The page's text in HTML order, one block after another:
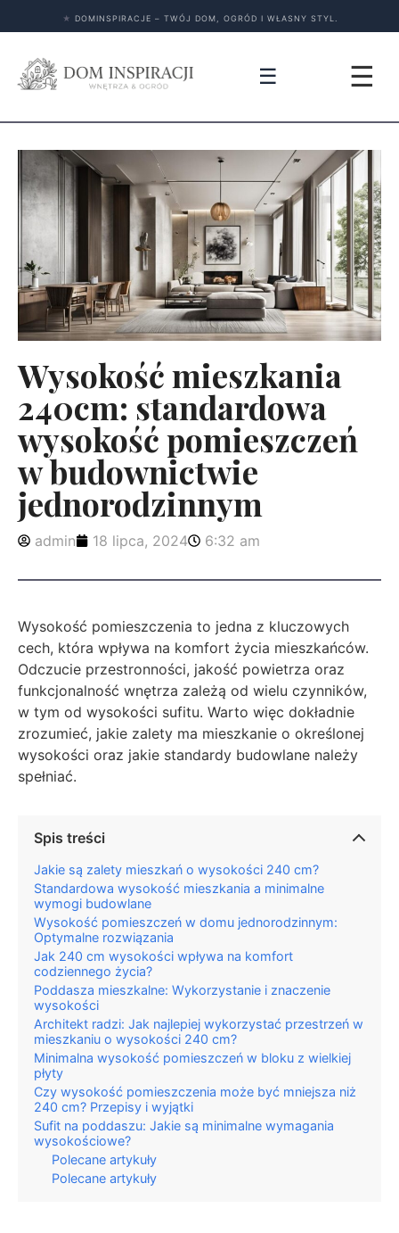
★ DOMINSPIRACJE – TWÓJ DOM, OGRÓD I WŁASNY STYL.
☰ ☰
Wysokość mieszkania
240cm: standardowa
wysokość pomieszczeń
w budownictwie
jednorodzinnym
admin 18 lipca, 2024 6:32 am
Wysokość pomieszczenia to jedna z kluczowych
cech, która wpływa na komfort życia mieszkańców.
Odczucie przestronności, jakość powietrza oraz
funkcjonalność wnętrza zależą od wielu czynników,
w tym od wysokości sufitu. Warto więc dokładnie
zrozumieć, jakie zalety ma mieszkanie o określonej
wysokości oraz jakie standardy budowlane należy
spełniać.
Spis treści
Jakie są zalety mieszkań o wysokości 240 cm?
Standardowa wysokość mieszkania a minimalne
wymogi budowlane
Wysokość pomieszczeń w domu jednorodzinnym:
Optymalne rozwiązania
Jak 240 cm wysokości wpływa na komfort
codziennego życia?
Poddasza mieszkalne: Wykorzystanie i znaczenie
wysokości
Architekt radzi: Jak najlepiej wykorzystać przestrzeń w
mieszkaniu o wysokości 240 cm?
Minimalna wysokość pomieszczeń w bloku z wielkiej
płyty
Czy wysokość pomieszczenia może być mniejsza niż
240 cm? Przepisy i wyjątki
Sufit na poddaszu: Jakie są minimalne wymagania
wysokościowe?
Polecane artykuły
Polecane artykuły